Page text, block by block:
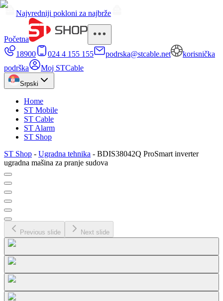
Najvredniji pokloni za najbrže
Početna
18900
024 4 155 155 podrska@stcable.net
korisnička
podrška
Moj STCable
Srpski
Home
ST Mobile
ST Cable
ST Alarm
ST Shop
ST Shop - Ugradna tehnika - BDIS38042Q ProSmart inverter
ugradna mašina za pranje sudova
Previous slide Next slide